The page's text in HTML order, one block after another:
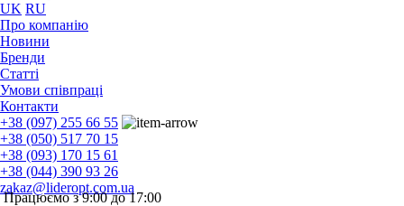
UK RU
Про компанію
Новини
Бренди
Статті
Умови співпраці
Контакти
+38 (097) 255 66 55
+38 (050) 517 70 15
+38 (093) 170 15 61
+38 (044) 390 93 26
zakaz@lideropt.com.ua
Працюємо з 9:00 до 17:00